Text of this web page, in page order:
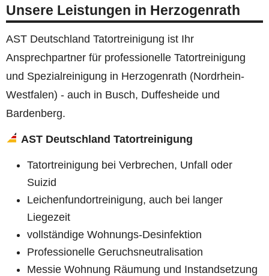
Unsere Leistungen in Herzogenrath
AST Deutschland Tatortreinigung ist Ihr
Ansprechpartner für professionelle Tatortreinigung
und Spezialreinigung in Herzogenrath (Nordrhein-
Westfalen) - auch in Busch, Duffesheide und
Bardenberg.
AST Deutschland Tatortreinigung
Tatortreinigung bei Verbrechen, Unfall oder
Suizid
Leichenfundortreinigung, auch bei langer
Liegezeit
vollständige Wohnungs-Desinfektion
Professionelle Geruchsneutralisation
Messie Wohnung Räumung und Instandsetzung